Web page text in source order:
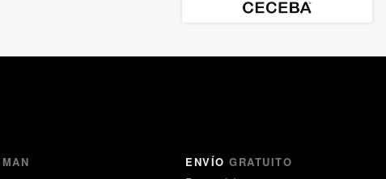
MAN
ENVÍO GRATUITO